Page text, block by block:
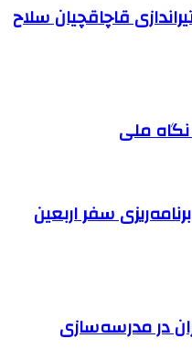
قاچاقچیان سلاح
نگاه ملی
سفر اربعین